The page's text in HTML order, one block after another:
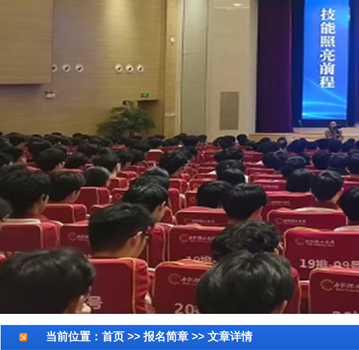
当前位置： 首页 >> 报名简章 >> 文章详情